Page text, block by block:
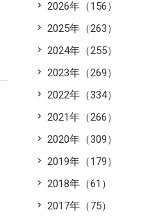
2026年（156）
2025年（263）
2024年（255）
2023年（269）
2022年（334）
2021年（266）
2020年（309）
2019年（179）
2018年（61）
2017年（75）